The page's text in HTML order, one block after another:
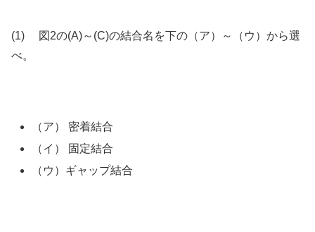
(1) 図2の(A)～(C)の結合名を下の（ア）～（ウ）から選
べ。
（ア） 密着結合
（イ） 固定結合
（ウ）ギャップ結合